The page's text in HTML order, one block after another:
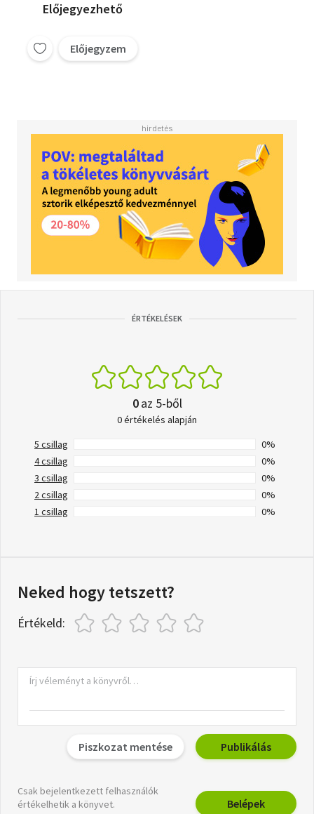
Előjegyezhető
Előjegyzem
ÉRTÉKELÉSEK
0az 5-ből
0 értékelés alapján
5 csillag
0%
4 csillag
0%
3 csillag
0%
2 csillag
0%
1 csillag
0%
Neked hogy tetszett?
Értékeld:
Piszkozat mentése Publikálás
Csak bejelentkezett felhasználók
értékelhetik a könyvet.
Belépek